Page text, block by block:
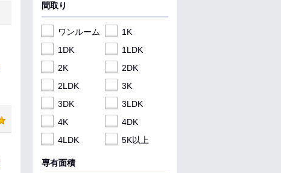
間取り
ワンルーム
1K
1DK
1LDK
2K
2DK
2LDK
3K
3DK
3LDK
4K
4DK
4LDK
5K以上
専有面積